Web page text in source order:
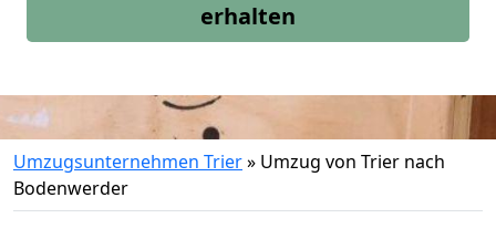
erhalten
Umzugsunternehmen Trier» Umzug von Trier nach
Bodenwerder